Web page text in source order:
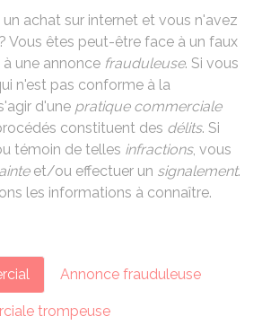
achat sur internet et vous n'avez
Vous êtes peut-être face à un faux
une annonce frauduleuse. Si vous
n'est pas conforme à la
d'une pratique commerciale
constituent des délits. Si
témoin de telles infractions, vous
et/ou effectuer un signalement.
les informations à connaître.
Annonce frauduleuse
trompeuse